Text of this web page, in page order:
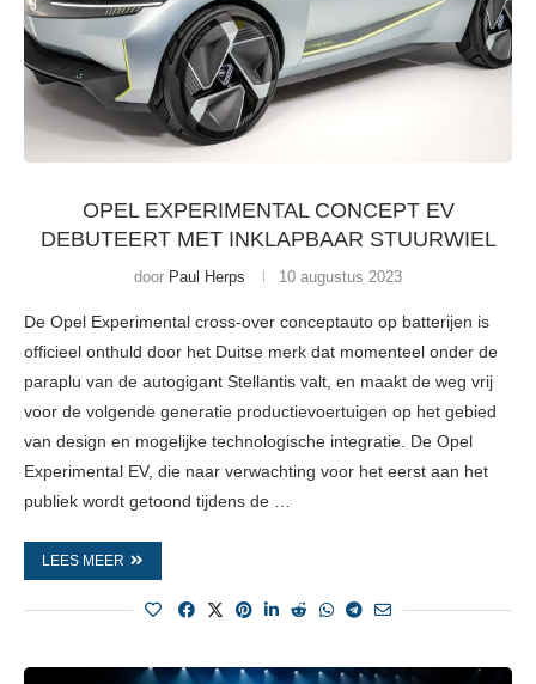
OPEL EXPERIMENTAL CONCEPT EV
DEBUTEERT MET INKLAPBAAR STUURWIEL
door Paul Herps 10 augustus 2023
De Opel Experimental cross-over conceptauto op batterijen is
officieel onthuld door het Duitse merk dat momenteel onder de
paraplu van de autogigant Stellantis valt, en maakt de weg vrij
voor de volgende generatie productievoertuigen op het gebied
van design en mogelijke technologische integratie. De Opel
Experimental EV, die naar verwachting voor het eerst aan het
publiek wordt getoond tijdens de …
LEES MEER